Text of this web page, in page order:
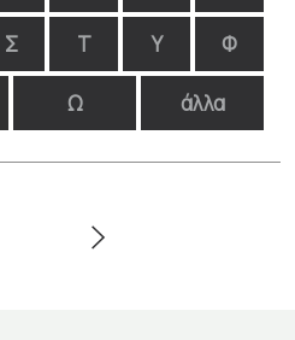
Σ Τ Υ Φ
Ω άλλα